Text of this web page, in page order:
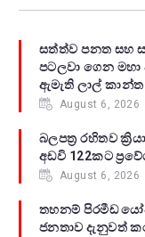
සත්ත්ව පනත සහ
පටලවා ගෙන
ඇමැති ලාල් කාන්ත
August 6, 2026
බලපත්‍ර රහිතව
අඩවි 122කට
August 6, 2026
තහනම් පිරමීඩ
ජනතාව දැනුවත්